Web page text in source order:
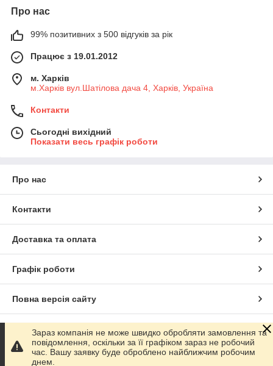
Про нас
99% позитивних з 500 відгуків за рік
Працює з 19.01.2012
м. Харків
м.Харків вул.Шатілова дача 4, Харків, Україна
Контакти
Сьогодні вихідний
Показати весь графік роботи
Про нас
Контакти
Доставка та оплата
Графік роботи
Повна версія сайту
Сайт створено на маркетплейсі Prom.ua
Політика конфіденційності
Зараз компанія не може швидко обробляти замовлення та
повідомлення, оскільки за її графіком зараз не робочий
час. Вашу заявку буде оброблено найближчим робочим
днем.